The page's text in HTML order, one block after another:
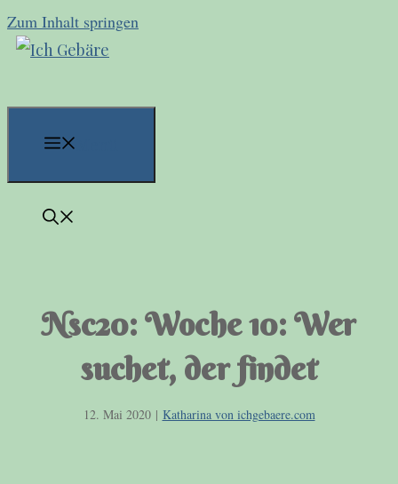
Zum Inhalt springen
Nsc20: Woche 10: Wer
suchet, der findet
12. Mai 2020 | Katharina von ichgebaere.com